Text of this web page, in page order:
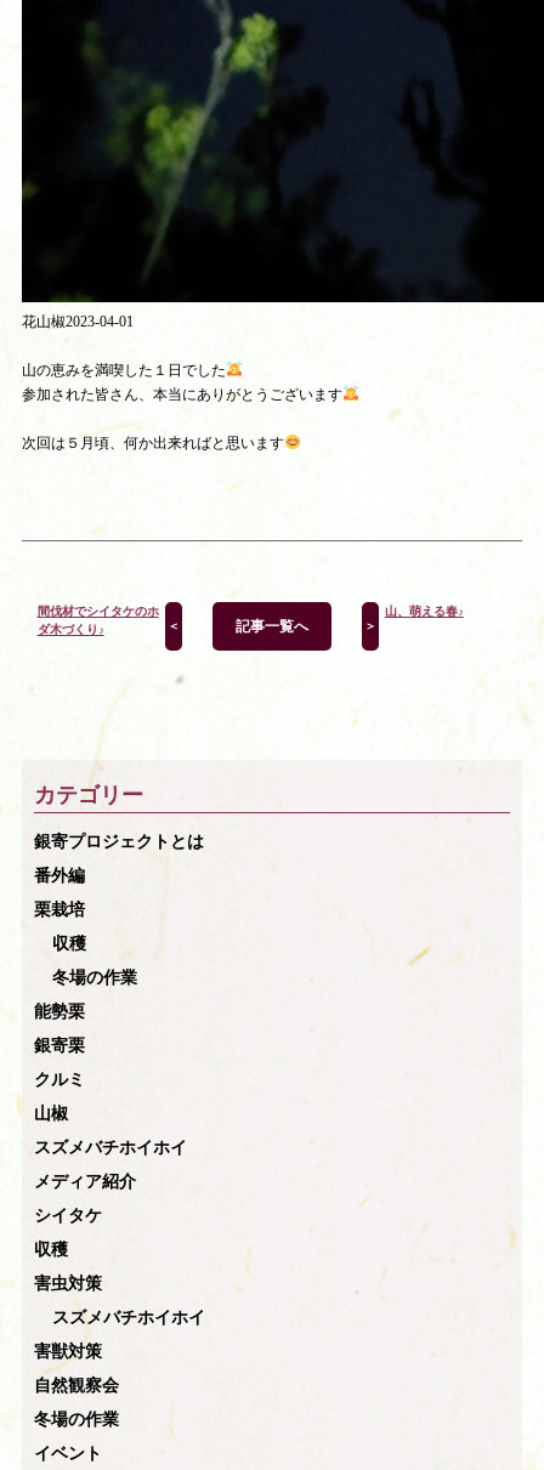
花山椒2023-04-01
山の恵みを満喫した１日でした
参加された皆さん、本当にありがとうございます
次回は５月頃、何か出来ればと思います
間伐材でシイタケのホ
ダ木づくり♪
＜ 記事一覧へ ＞
山、萌える春♪
カテゴリー
銀寄プロジェクトとは
番外編
栗栽培
収穫
冬場の作業
能勢栗
銀寄栗
クルミ
山椒
スズメバチホイホイ
メディア紹介
シイタケ
収穫
害虫対策
スズメバチホイホイ
害獣対策
自然観察会
冬場の作業
イベント